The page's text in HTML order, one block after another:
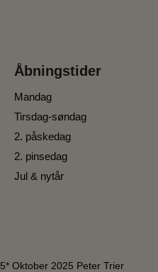
Åbningstider
Mandag
Tirsdag-søndag
2. påskedag
2. pinsedag
Jul & nytår
5* Oktober 2025 Peter Trier